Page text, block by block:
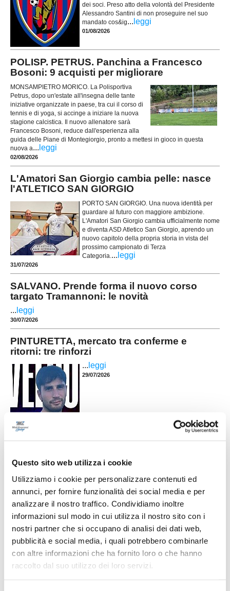
Questo sito web utilizza i cookie
Utilizziamo i cookie per personalizzare contenuti ed
annunci, per fornire funzionalità dei social media e per
analizzare il nostro traffico. Condividiamo inoltre
informazioni sul modo in cui utilizza il nostro sito con i
nostri partner che si occupano di analisi dei dati web,
pubblicità e social media, i quali potrebbero combinarle
con altre informazioni che ha fornito loro o che hanno
raccolto dal suo utilizzo dei loro servizi.
dei soci. Preso atto della volontà del Presidente
Alessandro Santini di non proseguire nel suo
mandato cos&ig... leggi
01/08/2026
POLISP. PETRUS. Panchina a Francesco
Bosoni: 9 acquisti per migliorare
MONSAMPIETRO MORICO. La Polisportiva
Petrus, dopo un'estate all'insegna delle tante
iniziative organizzate in paese, tra cui il corso di
tennis e di yoga, si accinge a iniziare la nuova
stagione calcistica. Il nuovo allenatore sarà
Francesco Bosoni, reduce dall'esperienza alla
guida delle Piane di Montegiorgio, pronto a mettesi in gioco in questa
nuova a... leggi
02/08/2026
L'Amatori San Giorgio cambia pelle: nasce
l'ATLETICO SAN GIORGIO
PORTO SAN GIORGIO. Una nuova identità per
guardare al futuro con maggiore ambizione.
L'Amatori San Giorgio cambia ufficialmente nome
e diventa ASD Atletico San Giorgio, aprendo un
nuovo capitolo della propria storia in vista del
prossimo campionato di Terza
Categoria.... leggi
31/07/2026
SALVANO. Prende forma il nuovo corso
targato Tramannoni: le novità
... leggi
30/07/2026
PINTURETTA, mercato tra conferme e
ritorni: tre rinforzi
... leggi
29/07/2026
MONTE SAN PIETRANGELI. Perticarini:
"Vogliamo far bene e riscattarci"
l'inizio della nuova stagione in casa Monte San
nuovi e l'arrivo in panchina di un tecnico di
spessore come Emanuele Poggi, l'ambiente
rossoblù guarda con entusiasmo al prossimo
campionato di Seconda Categoria, che si
preannuncia equilibrato...leggi
29/07/2026
PETRITOLI. Cambio ai vertici: Gianluca
Verducci nuovo presidente
Numerosi i soci che hanno preso parte mercoledì
15 luglio all’Assemblea dei Soci dell’ASD